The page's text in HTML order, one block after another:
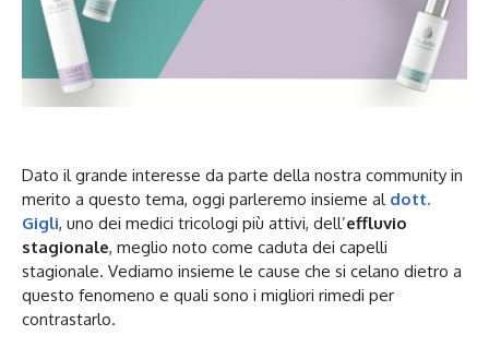
Dato il grande interesse da parte della nostra community in
merito a questo tema, oggi parleremo insieme al dott.
Gigli, uno dei medici tricologi più attivi, dell’effluvio
stagionale, meglio noto come caduta dei capelli
stagionale. Vediamo insieme le cause che si celano dietro a
questo fenomeno e quali sono i migliori rimedi per
contrastarlo.